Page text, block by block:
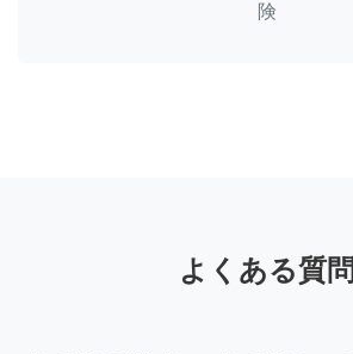
険
よくある質問